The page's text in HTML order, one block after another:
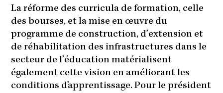
La réforme des curricula de formation, celle
des bourses, et la mise en œuvre du
programme de construction, d’extension et
de réhabilitation des infrastructures dans le
secteur de l’éducation matérialisent
également cette vision en améliorant les
conditions d’apprentissage. Pour le président